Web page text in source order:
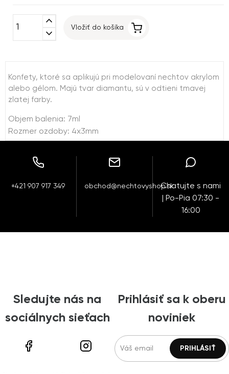
expand_less
expand_more
Vložiť do košíka
Konfety, ktoré sa aplikujú pri modelovaní nechtov akrylom
alebo gélom. Majú tvar diamantu, sú v odtieni tmavej
zlatej farby.
Objem balenia: 7ml
Rozmer ozdoby: 4x3mm
+421 907 917 349 obchod@nechtovyshop.skChatujte s nami
| Po-Pia 07:30 -
16:00
Sledujte nás na
sociálnych sieťach
Prihlásiť sa k oberu
noviniek